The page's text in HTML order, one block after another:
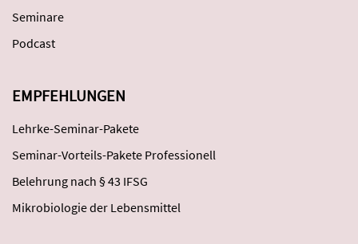
Seminare
Podcast
EMPFEHLUNGEN
Lehrke-Seminar-Pakete
Seminar-Vorteils-Pakete Professionell
Belehrung nach § 43 IFSG
Mikrobiologie der Lebensmittel